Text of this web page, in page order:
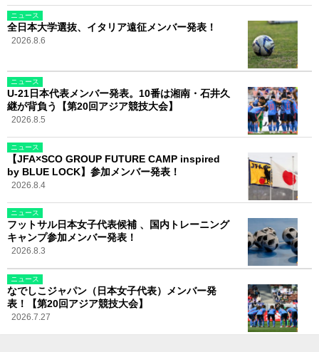
ニュース
全日本大学選抜、イタリア遠征メンバー発表！
2026.8.6
ニュース
U-21日本代表メンバー発表。10番は湘南・石井久
継が背負う【第20回アジア競技大会】
2026.8.5
ニュース
【JFA×SCO GROUP FUTURE CAMP inspired
by BLUE LOCK】参加メンバー発表！
2026.8.4
ニュース
フットサル日本女子代表候補 、国内トレーニング
キャンプ参加メンバー発表！
2026.8.3
ニュース
なでしこジャパン（日本女子代表）メンバー発
表！【第20回アジア競技大会】
2026.7.27